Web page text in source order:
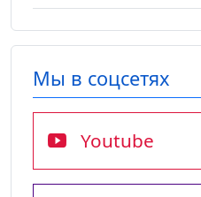
Мы в соцсетях
Youtube